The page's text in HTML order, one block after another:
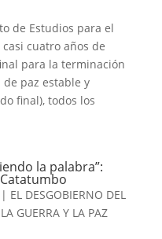
de Estudios para el
cuatro años de
para la terminación
paz estable y
final), todos los
la palabra”:
EL DESGOBIERNO DEL
GUERRA Y LA PAZ